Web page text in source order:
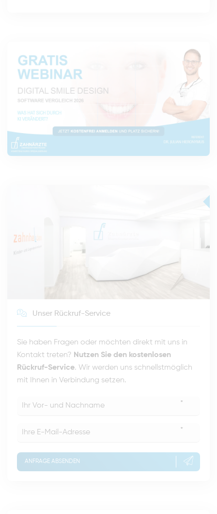
Unser Rückruf-Service
Sie haben Fragen oder möchten direkt mit uns in
Kontakt treten? Nutzen Sie den kostenlosen
Rückruf-Service. Wir werden uns schnellstmöglich
mit Ihnen in Verbindung setzen.
*
*
ANFRAGE ABSENDEN